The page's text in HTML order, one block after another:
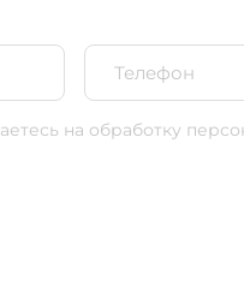
на обработку